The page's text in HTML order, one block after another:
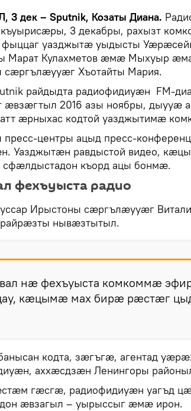
3 дек ­– Sputnik, Козаты Диана.
3 декабры, рахызт
уазджытӕ уыдысты
Марат Кулахметов ӕмӕ Мыхуыр
сӕргълӕууӕг Хъотайты Мария.
райдыдта радиофидиуӕн FM-
ӕвзӕгтыл 2016 азы ноябры,
ӕрныхас кодтой уазджытимӕ
пресс-центры ацыд пресс-
Уазджытӕн равдыстой видео,
сфӕлдыстадон къорд ацы бонмӕ.
фехъуыста радио
Ирыстоны сӕргълӕууӕг
нывӕзтытыл.
нӕ фехъуыста комкоммӕ
кӕцымӕ мах бирӕ рӕстӕг
кодта, зӕгъгӕ, агентад
аххӕсдзӕн Ленингоры
гӕсгӕ, радиофидиуӕн уагъд
ӕвзагыл – уырыссыг ӕмӕ ирон.